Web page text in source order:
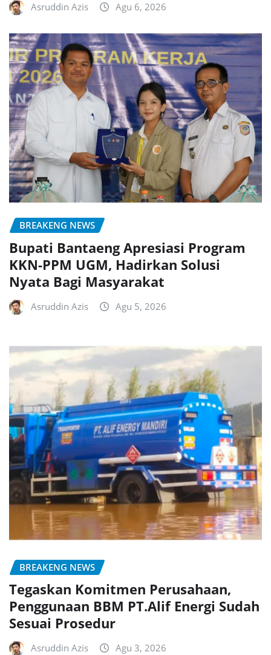
Asruddin Azis Agu 6, 2026
BREAKENG NEWS
Bupati Bantaeng Apresiasi Program
KKN-PPM UGM, Hadirkan Solusi
Nyata Bagi Masyarakat
Asruddin Azis Agu 5, 2026
BREAKENG NEWS
Tegaskan Komitmen Perusahaan,
Penggunaan BBM PT.Alif Energi Sudah
Sesuai Prosedur
Asruddin Azis Agu 3, 2026